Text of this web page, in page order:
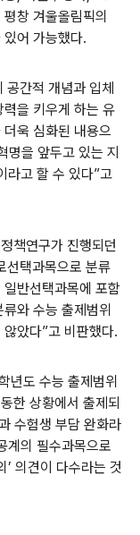
창 겨울올림픽의
어 가능했다.
공간적 개념과 입체
을 키우게 하는 유
욱 심화된 내용으
명을 앞두고 있는 지
라고 할 수 있다”고
책연구가 진행되던
선택과목으로 분류
반선택과목에 포함
와 수능 출제범위
았다”고 비판했다.
년도 수능 출제범위
한 상황에서 출제되
수험생 부담 완화라
계의 필수과목으로
’ 의견이 다수라는 것